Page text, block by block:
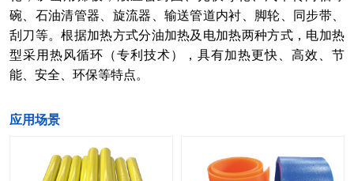
碗、石油清管器、旋流器、输送管道内衬、脚轮、同步带、
刮刀等。根据加热方式分油加热及电加热两种方式，电加热
型采用热风循环（专利技术），具有加热更快、高效、节
能、安全、环保等特点。
​应用场景